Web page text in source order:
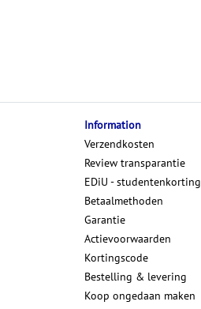
Information
Verzendkosten
Review transparantie
EDiU - studentenkorting
Betaalmethoden
Garantie
Actievoorwaarden
Kortingscode
Bestelling & levering
Koop ongedaan maken